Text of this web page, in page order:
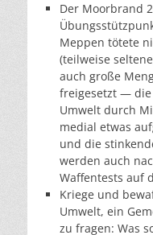
Der Moorbrand
Meppen tötete
(teilweise
auch große
freigesetzt — die
Umwelt durch
medial etwas
und die
werden auch
Waffentests auf
Kriege und
Umwelt, ein
zu fragen: Was